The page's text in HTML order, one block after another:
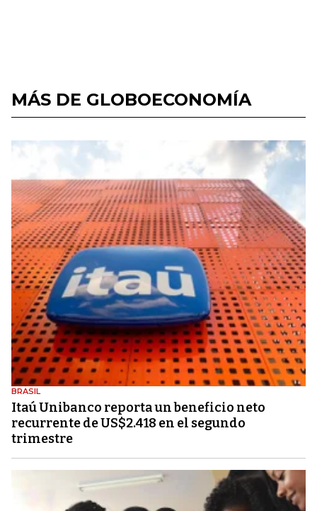
MÁS DE GLOBOECONOMÍA
BRASIL
Itaú Unibanco reporta un beneficio neto
recurrente de US$2.418 en el segundo
trimestre